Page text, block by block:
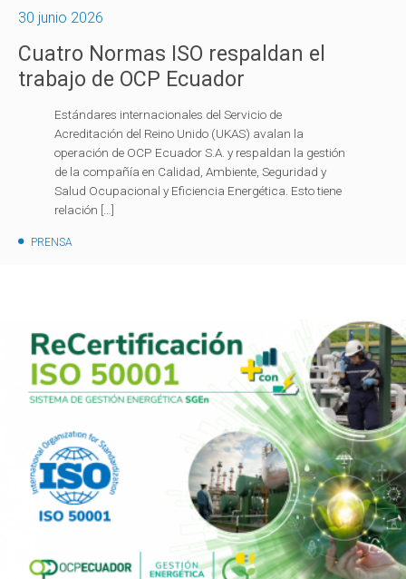
30 junio 2026
Cuatro Normas ISO respaldan el
trabajo de OCP Ecuador
Estándares internacionales del Servicio de
Acreditación del Reino Unido (UKAS) avalan la
operación de OCP Ecuador S.A. y respaldan la gestión
de la compañía en Calidad, Ambiente, Seguridad y
Salud Ocupacional y Eficiencia Energética. Esto tiene
relación […]
PRENSA